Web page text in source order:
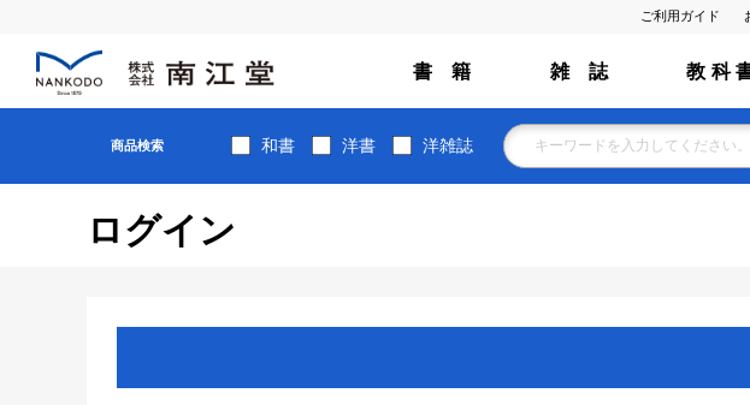
ご利用ガイド
書 籍 雑 誌 教 科
商品検索 和書 洋書 洋雑誌
ログイン